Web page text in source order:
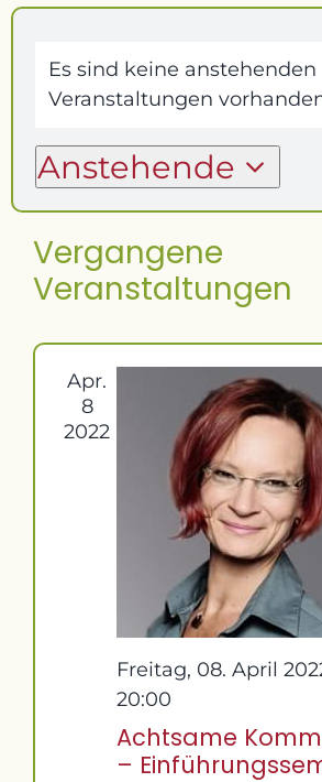
Kontakt
Es sind keine anstehenden
Veranstaltungen
Anstehende
Datum
wählen.
Vergangene
Veranstaltungen
Apr.
8
2022
Freitag, 08. April
20:00
Achtsame
–